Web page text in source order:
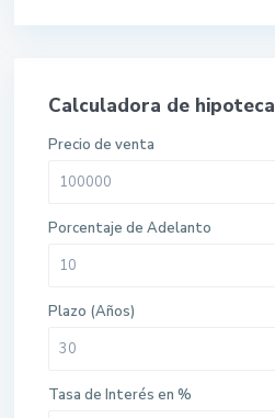
Calculadora de hipoteca
Precio de venta
Porcentaje de Adelanto
Plazo (Años)
Tasa de Interés en %